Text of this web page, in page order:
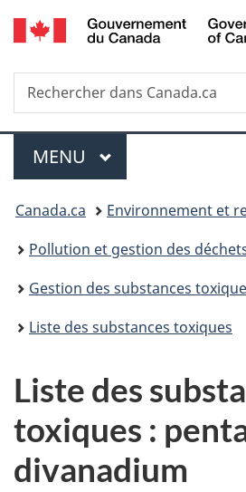
au
à
Au
du
à
Recherche
Rechercher
dans
Menu
MENU PRINCIPAL
Vous
êtes
ici :
Canada.ca
Environnement et
Pollution et gestion des
Gestion des substances
Liste des substances toxiques
Liste des
toxiques :
divanadium